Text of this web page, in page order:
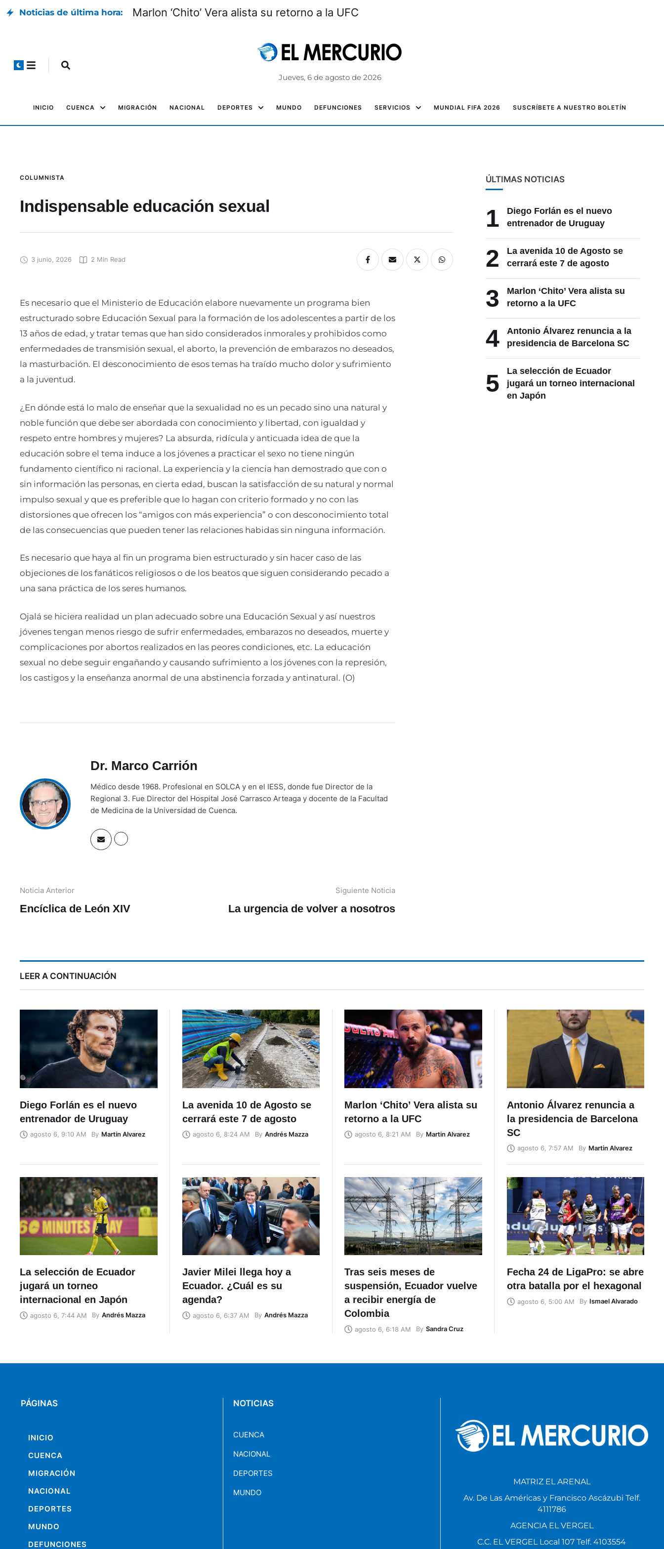
Noticias de última hora: Marlon ‘Chito’ Vera alista su retorno a la UFC
Jueves, 6 de agosto de 2026
INICIO CUENCA MIGRACIÓN NACIONAL DEPORTES MUNDO DEFUNCIONES SERVICIOS MUNDIAL FIFA 2026 SUSCRÍBETE A NUESTRO BOLETÍN
COLUMNISTA
Indispensable educación sexual
3 junio, 2026 2 Min Read
Es necesario que el Ministerio de Educación elabore nuevamente un programa bien
estructurado sobre Educación Sexual para la formación de los adolescentes a partir de los
13 años de edad, y tratar temas que han sido considerados inmorales y prohibidos como
enfermedades de transmisión sexual, el aborto, la prevención de embarazos no deseados,
la masturbación. El desconocimiento de esos temas ha traído mucho dolor y sufrimiento
a la juventud.
¿En dónde está lo malo de enseñar que la sexualidad no es un pecado sino una natural y
noble función que debe ser abordada con conocimiento y libertad, con igualdad y
respeto entre hombres y mujeres? La absurda, ridícula y anticuada idea de que la
educación sobre el tema induce a los jóvenes a practicar el sexo no tiene ningún
fundamento científico ni racional. La experiencia y la ciencia han demostrado que con o
sin información las personas, en cierta edad, buscan la satisfacción de su natural y normal
impulso sexual y que es preferible que lo hagan con criterio formado y no con las
distorsiones que ofrecen los “amigos con más experiencia” o con desconocimiento total
de las consecuencias que pueden tener las relaciones habidas sin ninguna información.
Es necesario que haya al fin un programa bien estructurado y sin hacer caso de las
objeciones de los fanáticos religiosos o de los beatos que siguen considerando pecado a
una sana práctica de los seres humanos.
Ojalá se hiciera realidad un plan adecuado sobre una Educación Sexual y así nuestros
jóvenes tengan menos riesgo de sufrir enfermedades, embarazos no deseados, muerte y
complicaciones por abortos realizados en las peores condiciones, etc. La educación
sexual no debe seguir engañando y causando sufrimiento a los jóvenes con la represión,
los castigos y la enseñanza anormal de una abstinencia forzada y antinatural. (O)
Dr. Marco Carrión
Médico desde 1968. Profesional en SOLCA y en el IESS, donde fue Director de la
Regional 3. Fue Director del Hospital José Carrasco Arteaga y docente de la Facultad
de Medicina de la Universidad de Cuenca.
Noticia Anterior
Encíclica de León XIV
Siguiente Noticia
La urgencia de volver a nosotros
ÚLTIMAS NOTICIAS
1
Diego Forlán es el nuevo
entrenador de Uruguay
2
La avenida 10 de Agosto se
cerrará este 7 de agosto
3
Marlon ‘Chito’ Vera alista su
retorno a la UFC
4
Antonio Álvarez renuncia a la
presidencia de Barcelona SC
5
La selección de Ecuador
jugará un torneo internacional
en Japón
LEER A CONTINUACIÓN
Diego Forlán es el nuevo
entrenador de Uruguay
agosto 6, 9:10 AM By Martin Alvarez
La avenida 10 de Agosto se
cerrará este 7 de agosto
agosto 6, 8:24 AM By Andrés Mazza
Marlon ‘Chito’ Vera alista su
retorno a la UFC
agosto 6, 8:21 AM By Martin Alvarez
Antonio Álvarez renuncia a
la presidencia de Barcelona
SC
agosto 6, 7:57 AM By Martin Alvarez
La selección de Ecuador
jugará un torneo
internacional en Japón
agosto 6, 7:44 AM By Andrés Mazza
Javier Milei llega hoy a
Ecuador. ¿Cuál es su
agenda?
agosto 6, 6:37 AM By Andrés Mazza
Tras seis meses de
suspensión, Ecuador vuelve
a recibir energía de
Colombia
agosto 6, 6:18 AM By Sandra Cruz
Fecha 24 de LigaPro: se abre
otra batalla por el hexagonal
agosto 6, 5:00 AM By Ismael Alvarado
PÁGINAS
INICIO
CUENCA
MIGRACIÓN
NACIONAL
DEPORTES
MUNDO
DEFUNCIONES
NOTICIAS
CUENCA
NACIONAL
DEPORTES
MUNDO
MATRIZ EL ARENAL
Av. De Las Américas y Francisco Ascázubi Telf.
4111786
AGENCIA EL VERGEL
C.C. EL VERGEL Local 107 Telf. 4103554